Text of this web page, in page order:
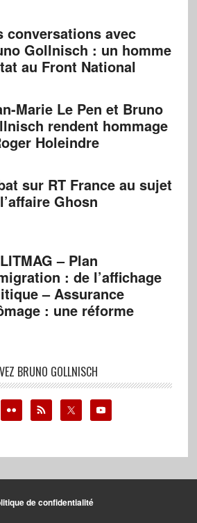
conversations avec
Gollnisch : un homme
au Front National
Marie Le Pen et Bruno
rendent hommage
Holeindre
sur RT France au sujet
Ghosn
– Plan
: de l’affichage
– Assurance
: une réforme
BRUNO GOLLNISCH
de confidentialité